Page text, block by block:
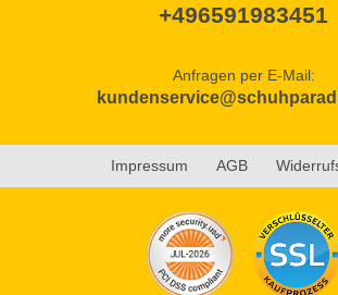
+496591983451
Anfragen per E-Mail:
Impressum AGB